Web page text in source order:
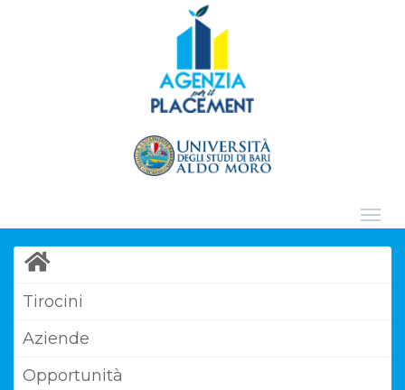
Tirocini
Aziende
Opportunità